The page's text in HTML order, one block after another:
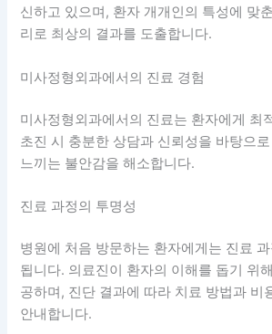
신하고 있으며, 환자 개개인의 특성에 맞
리로 최상의 결과를 도출합니다.
미사정형외과에서의 진료 경험
미사정형외과에서의 진료는 환자에게 최
초진 시 충분한 상담과 신뢰성을 바탕으
느끼는 불안감을 해소합니다.
진료 과정의 투명성
병원에 처음 방문하는 환자에게는 진료
됩니다. 의료진이 환자의 이해를 돕기 위
공하며, 진단 결과에 따라 치료 방법과 비
안내합니다.